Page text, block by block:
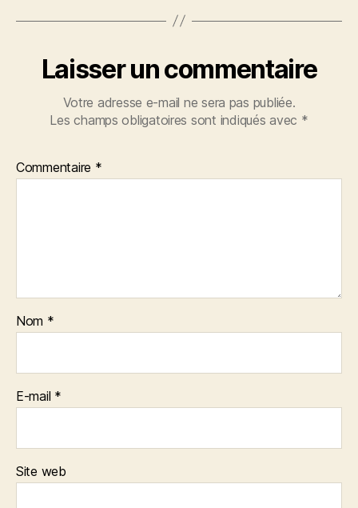
Laisser un commentaire
Votre adresse e-mail ne sera pas publiée.
Les champs obligatoires sont indiqués avec *
Commentaire *
Nom *
E-mail *
Site web